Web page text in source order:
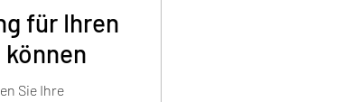
für Ihren
Sie Ihre